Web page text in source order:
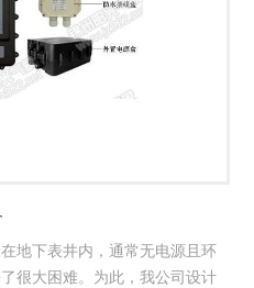
地下表井内，通常无电源且环
很大困难。为此，我公司设计